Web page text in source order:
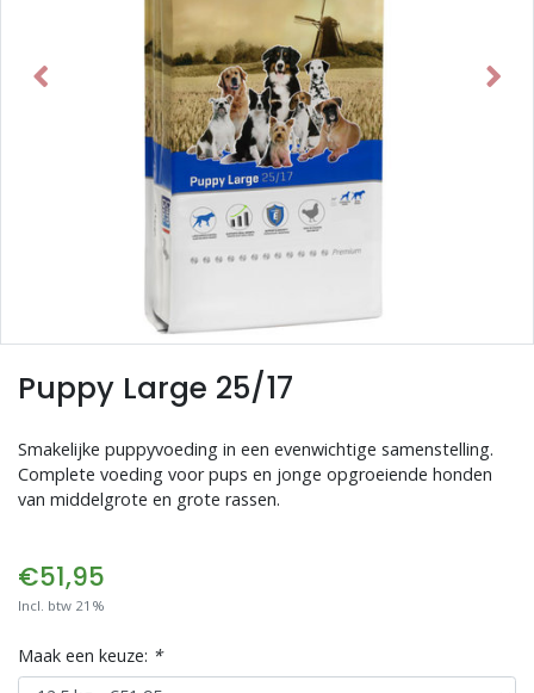
Ingrediënten
glutenvrij hondenvoer graanvrij hondenvoer
Previous Next
Puppy Large 25/17
Smakelijke puppyvoeding in een evenwichtige samenstelling.
Complete voeding voor pups en jonge opgroeiende honden
van middelgrote en grote rassen.
€51,95
Incl. btw 21%
Maak een keuze: *